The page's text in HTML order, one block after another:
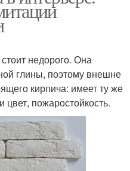
недорого. Она
глины, поэтому внешне
кирпича: имеет ту же
цвет, пожаростойкость.